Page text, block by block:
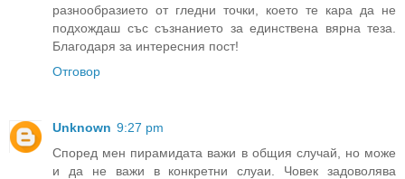
разнообразието от гледни точки, което те кара да не
подхождаш със съзнанието за единствена вярна теза.
Благодаря за интересния пост!
Отговор
Unknown 9:27 pm
Според мен пирамидата важи в общия случай, но може
и да не важи в конкретни слуаи. Човек задоволява